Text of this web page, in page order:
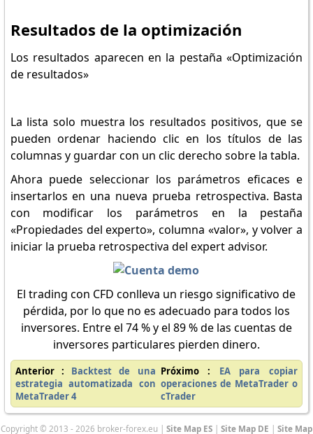
Resultados de la optimización
Los resultados aparecen en la pestaña «Optimización
de resultados»
La lista solo muestra los resultados positivos, que se
pueden ordenar haciendo clic en los títulos de las
columnas y guardar con un clic derecho sobre la tabla.
Ahora puede seleccionar los parámetros eficaces e
insertarlos en una nueva prueba retrospectiva. Basta
con modificar los parámetros en la pestaña
«Propiedades del experto», columna «valor», y volver a
iniciar la prueba retrospectiva del expert advisor.
El trading con CFD conlleva un riesgo significativo de
pérdida, por lo que no es adecuado para todos los
inversores. Entre el 74 % y el 89 % de las cuentas de
inversores particulares pierden dinero.
Anterior :
Backtest de una
estrategia automatizada con
MetaTrader 4
Próximo : EA para copiar
operaciones de MetaTrader o
cTrader
Copyright © 2013 - 2026 broker-forex.eu | Site Map ES | Site Map DE | Site Map